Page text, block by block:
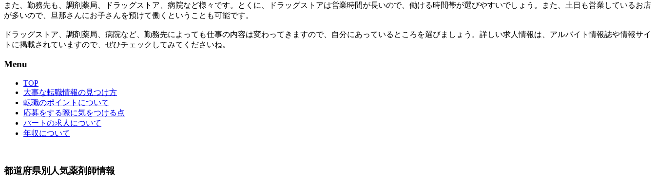
また、勤務先も、調剤薬局、ドラッグストア、病院など様々です。とくに、ドラッグストアは営業時間が長いので、働ける時間帯が選びやすいでしょう。また、土日も営業しているお店
が多いので、旦那さんにお子さんを預けて働くということも可能です。
ドラッグストア、調剤薬局、病院など、勤務先によっても仕事の内容は変わってきますので、自分にあっているところを選びましょう。詳しい求人情報は、アルバイト情報誌や情報サイ
トに掲載されていますので、ぜひチェックしてみてくださいね。
Menu
TOP
大事な転職情報の見つけ方
転職のポイントについて
応募をする際に気をつける点
パートの求人について
年収について
都道府県別人気薬剤師情報